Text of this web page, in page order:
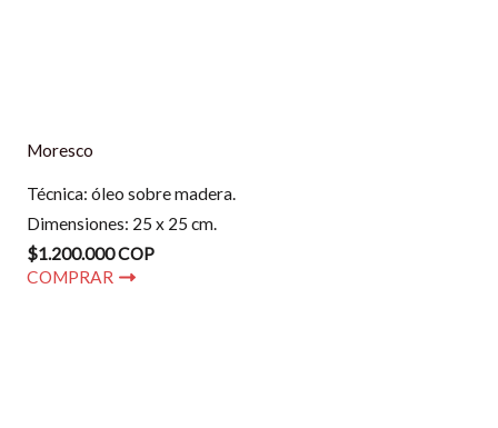
Moresco
Técnica: óleo sobre madera.
Dimensiones: 25 x 25 cm.
$1.200.000 COP
COMPRAR